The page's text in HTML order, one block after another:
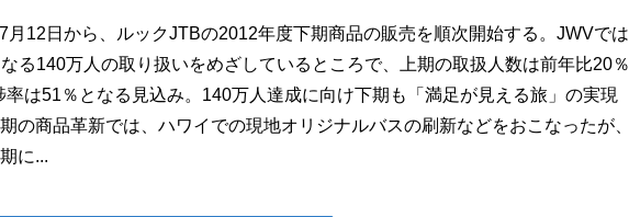
12日から、ルックJTBの2012年度下期商品の販売を順次開始する。JWVでは
る140万人の取り扱いをめざしているところで、上期の取扱人数は前年比20％
は51％となる見込み。140万人達成に向け下期も「満足が見える旅」の実現
の商品革新では、ハワイでの現地オリジナルバスの刷新などをおこなったが、
に...